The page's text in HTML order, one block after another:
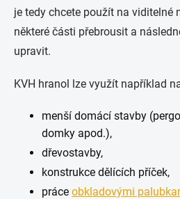
je tedy chcete použít na viditelné
některé části přebrousit a
upravit.
KVH hranol lze využít například
menší domácí stavby
domky apod.),
dřevostavby,
konstrukce dělících příček,
práce obkladovými